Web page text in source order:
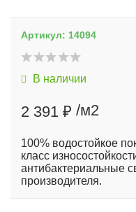
Артикул: 14094
В наличии
2 391 ₽ /м2
100% водостойкое
класс
антибактериальные
производителя.